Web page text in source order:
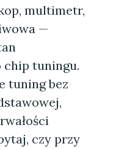
multimetr,
—
chip tuningu.
tuning bez
czy przy